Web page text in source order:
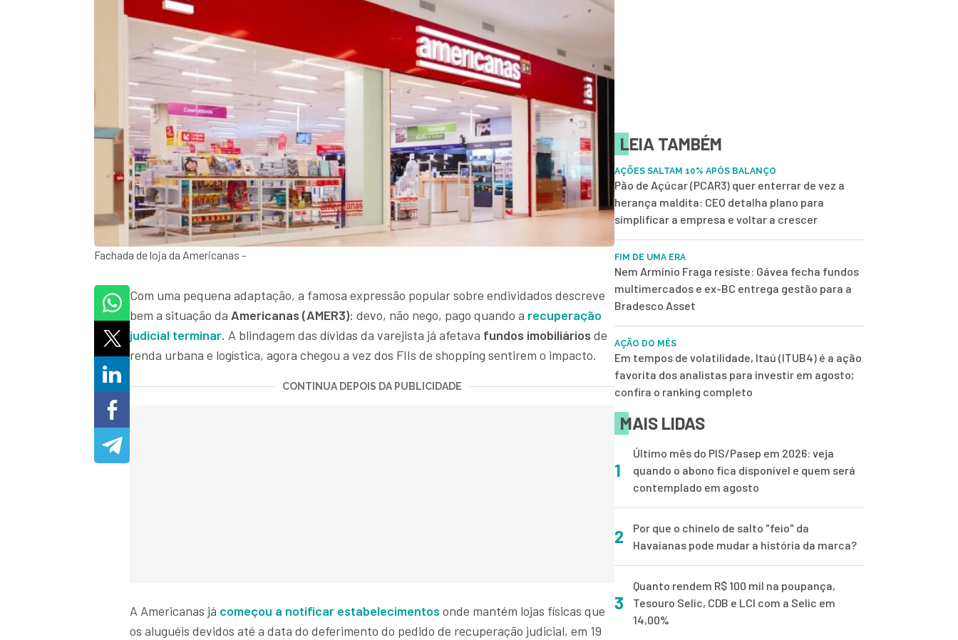
Fachada de loja da Americanas -
Com uma pequena adaptação, a famosa expressão popular sobre endividados descreve
bem a situação da Americanas (AMER3): devo, não nego, pago quando a recuperação
judicial terminar. A blindagem das dívidas da varejista já afetava fundos imobiliários de
renda urbana e logística, agora chegou a vez dos FIIs de shopping sentirem o impacto.
CONTINUA DEPOIS DA PUBLICIDADE
A Americanas já começou a notificar estabelecimentos onde mantém lojas físicas que
os aluguéis devidos até a data do deferimento do pedido de recuperação judicial, em 19
LEIA TAMBÉM
AÇÕES SALTAM 10% APÓS BALANÇO
Pão de Açúcar (PCAR3) quer enterrar de vez a
herança maldita: CEO detalha plano para
simplificar a empresa e voltar a crescer
FIM DE UMA ERA
Nem Armínio Fraga resiste: Gávea fecha fundos
multimercados e ex-BC entrega gestão para a
Bradesco Asset
AÇÃO DO MÊS
Em tempos de volatilidade, Itaú (ITUB4) é a ação
favorita dos analistas para investir em agosto;
confira o ranking completo
MAIS LIDAS
1
Último mês do PIS/Pasep em 2026: veja
quando o abono fica disponível e quem será
contemplado em agosto
2
Por que o chinelo de salto "feio" da
Havaianas pode mudar a história da marca?
3
Quanto rendem R$ 100 mil na poupança,
Tesouro Selic, CDB e LCI com a Selic em
14,00%